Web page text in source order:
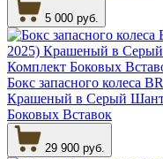
5 000 руб.
Бокс запасного колеса
Крашеный в Серый
Боковых Вставок
29 900 руб.